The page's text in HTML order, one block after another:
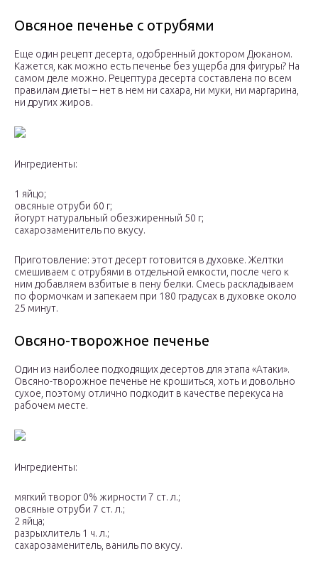
Овсяное печенье с отрубями
Еще один рецепт десерта, одобренный доктором Дюканом.
Кажется, как можно есть печенье без ущерба для фигуры? На
самом деле можно. Рецептура десерта составлена по всем
правилам диеты – нет в нем ни сахара, ни муки, ни маргарина,
ни других жиров.
Ингредиенты:
1 яйцо;
овсяные отруби 60 г;
йогурт натуральный обезжиренный 50 г;
сахарозаменитель по вкусу.
Приготовление: этот десерт готовится в духовке. Желтки
смешиваем с отрубями в отдельной емкости, после чего к
ним добавляем взбитые в пену белки. Смесь раскладываем
по формочкам и запекаем при 180 градусах в духовке около
25 минут.
Овсяно-творожное печенье
Один из наиболее подходящих десертов для этапа «Атаки».
Овсяно-творожное печенье не крошиться, хоть и довольно
сухое, поэтому отлично подходит в качестве перекуса на
рабочем месте.
Ингредиенты:
мягкий творог 0% жирности 7 ст. л.;
овсяные отруби 7 ст. л.;
2 яйца;
разрыхлитель 1 ч. л.;
сахарозаменитель, ваниль по вкусу.